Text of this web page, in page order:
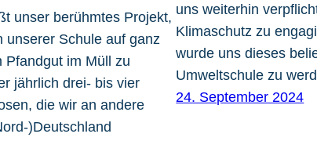
unser berühmtes Projekt,
unserer Schule auf ganz
Pfandgut im Müll zu
jährlich drei- bis vier
die wir an andere
)Deutschland
uns weiterhin
Klimaschutz zu
wurde uns dieses
Umweltschule zu
24. September 2024